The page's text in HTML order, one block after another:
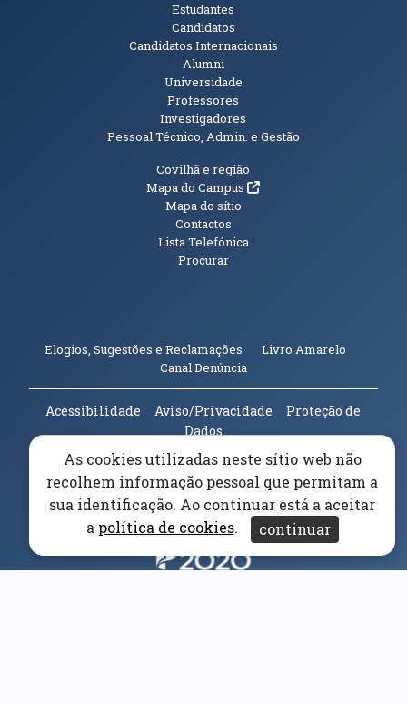
Estudantes
Candidatos
Candidatos Internacionais
Alumni
Universidade
Professores
Investigadores
Pessoal Técnico, Admin. e Gestão
Informações Adicionais
Covilhã e região
Mapa do Campus(abre em nova janela)
Mapa do sítio
Contactos
Lista Telefónica
Procurar
Elogios, Sugestões e Reclamações Livro Amarelo
Canal Denúncia(abre em nova janela)
Acessibilidade Aviso/Privacidade
Proteção de
Dados
Universidade da Beira Interior© 2026
Parceiros e Financiadores(abre em nova janela)
(abre em nova janela)
As cookies utilizadas neste sítio web não
recolhem informação pessoal que permitam a
sua identificação. Ao continuar está a aceitar
a política de cookies. continuar